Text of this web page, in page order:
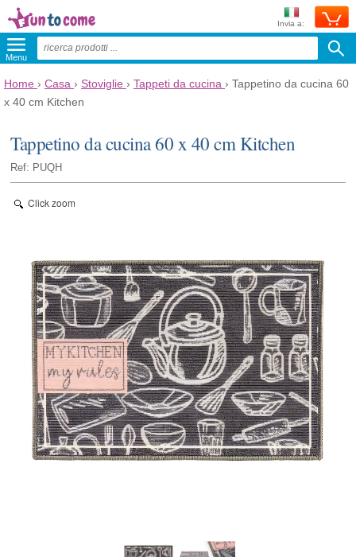
Invia a:
Menu
Home › Casa › Stoviglie › Tappeti da cucina › Tappetino da cucina 60
x 40 cm Kitchen
Tappetino da cucina 60 x 40 cm Kitchen
Ref: PUQH
Click zoom